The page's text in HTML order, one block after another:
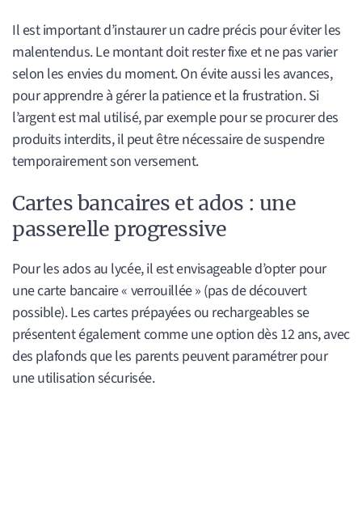
Il est important d’instaurer un cadre précis pour éviter les
malentendus. Le montant doit rester fixe et ne pas varier
selon les envies du moment. On évite aussi les avances,
pour apprendre à gérer la patience et la frustration. Si
l’argent est mal utilisé, par exemple pour se procurer des
produits interdits, il peut être nécessaire de suspendre
temporairement son versement.
Cartes bancaires et ados : une
passerelle progressive
Pour les ados au lycée, il est envisageable d’opter pour
une carte bancaire « verrouillée » (pas de découvert
possible). Les cartes prépayées ou rechargeables se
présentent également comme une option dès 12 ans, avec
des plafonds que les parents peuvent paramétrer pour
une utilisation sécurisée.